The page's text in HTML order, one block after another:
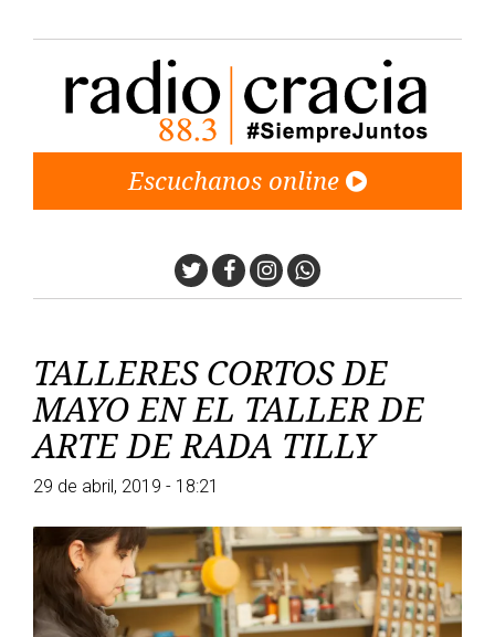
Escuchanos online
TwitterFacebook
Instagram
Whatsapp
TALLERES CORTOS DE
MAYO EN EL TALLER DE
ARTE DE RADA TILLY
29 de abril, 2019 - 18:21